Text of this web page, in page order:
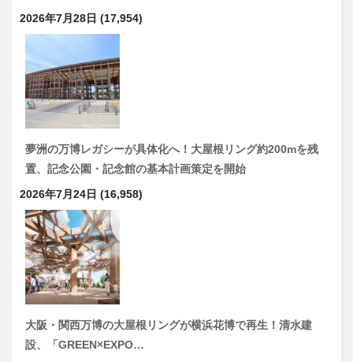
2026年7月28日 (17,954)
夢洲の万博レガシーが具体化へ！大屋根リング約200mを残
置、記念公園・記念館の基本計画策定を開始
2026年7月24日 (16,958)
大阪・関西万博の大屋根リングが横浜花博で再生！清水建
設、「GREEN×EXPO…